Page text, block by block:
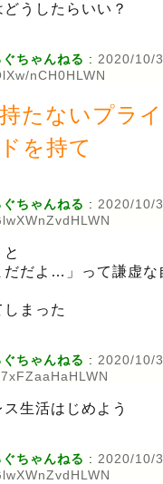
うしたらいい？
ちゃんねる : 2020/10/
nCH0HLWN
たないプラ
を持て
ちゃんねる : 2020/10/
だだよ…」って謙虚な
まった
ちゃんねる : 2020/10/
生活はじめよう
ちゃんねる : 2020/10/